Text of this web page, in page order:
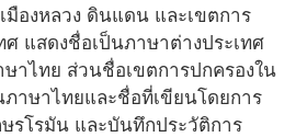
มืองหลวง ดินแดน และเขตการ
ศ แสดงชื่อเป็นภาษาต่างประเทศ
าไทย ส่วนชื่อเขตการปกครองใน
ภาษาไทยและชื่อที่เขียนโดยการ
รโรมัน และบันทึกประวัติการ